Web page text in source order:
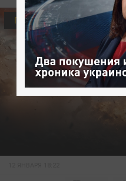
ПОЛИТИКА